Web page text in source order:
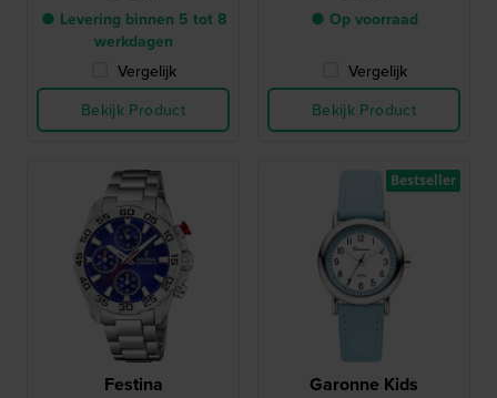
● Levering binnen 5 tot 8
werkdagen
Vergelijk
Bekijk Product
● Op voorraad
Vergelijk
Bekijk Product
Festina Garonne Kids
Bestseller